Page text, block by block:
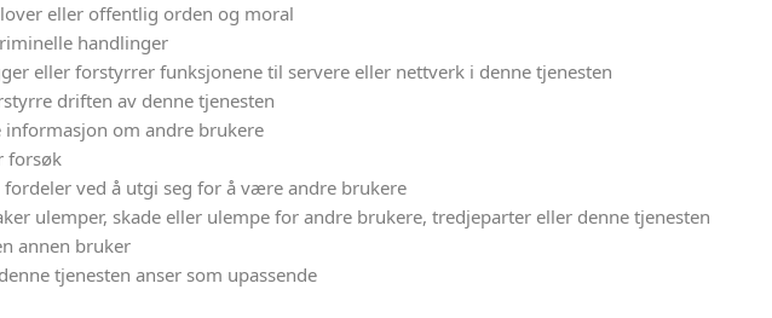
eller offentlig orden og moral
handlinger
eller forstyrrer funksjonene til servere eller nettverk i denne tjenesten
driften av denne tjenesten
informasjon om andre brukere
forsøk
ved å utgi seg for å være andre brukere
ulemper, skade eller ulempe for andre brukere, tredjeparter eller denne tjenesten
annen bruker
tjenesten anser som upassende